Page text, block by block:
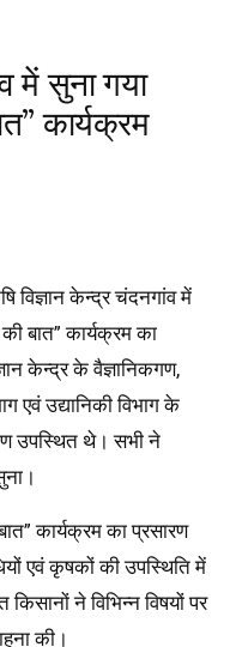
में सुना गया
कार्यक्रम
केन्द्र चंदनगांव में
बात” कार्यक्रम का
केन्द्र के वैज्ञानिकगण,
एवं उद्यानिकी विभाग के
उपस्थित थे। सभी ने
कार्यक्रम का प्रसारण
एवं कृषकों की उपस्थिति में
ने विभिन्न विषयों पर
की।